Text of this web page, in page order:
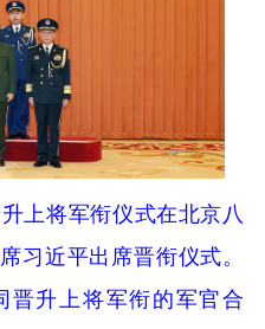
上将军衔仪式在北京八
习近平出席晋衔仪式。
晋升上将军衔的军官合